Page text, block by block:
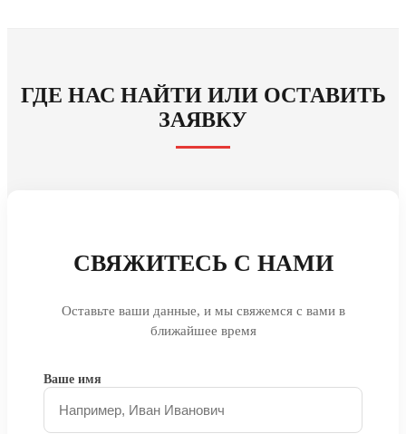
ГДЕ НАС НАЙТИ ИЛИ ОСТАВИТЬ
ЗАЯВКУ
СВЯЖИТЕСЬ С НАМИ
Оставьте ваши данные, и мы свяжемся с вами в
ближайшее время
Ваше имя